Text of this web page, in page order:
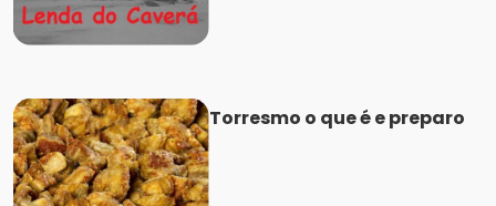
Torresmo o que é e preparo